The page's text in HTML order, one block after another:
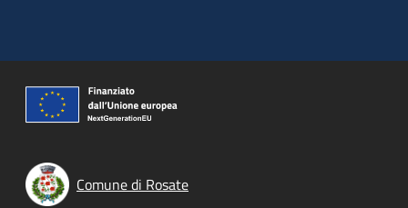
Comune di Rosate